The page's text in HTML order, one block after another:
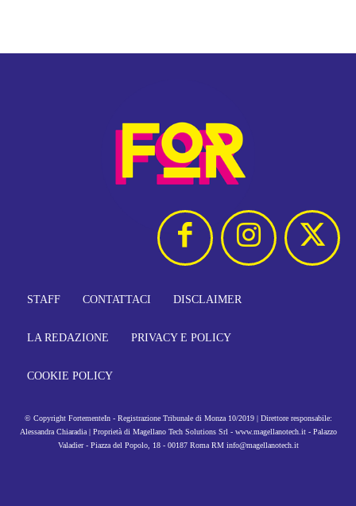
STAFF CONTATTACI DISCLAIMER
LA REDAZIONE PRIVACY E POLICY
COOKIE POLICY
© Copyright FortementeIn - Registrazione Tribunale di Monza 10/2019 | Direttore responsabile:
Alessandra Chiaradia | Proprietà di Magellano Tech Solutions Srl - www.magellanotech.it - Palazzo
Valadier - Piazza del Popolo, 18 - 00187 Roma RM info@magellanotech.it